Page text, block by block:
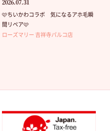
2026.07.31
🩷ちいかわコラボ 気になるアホ毛瞬
間リペア🩷
ローズマリー 吉祥寺パルコ店